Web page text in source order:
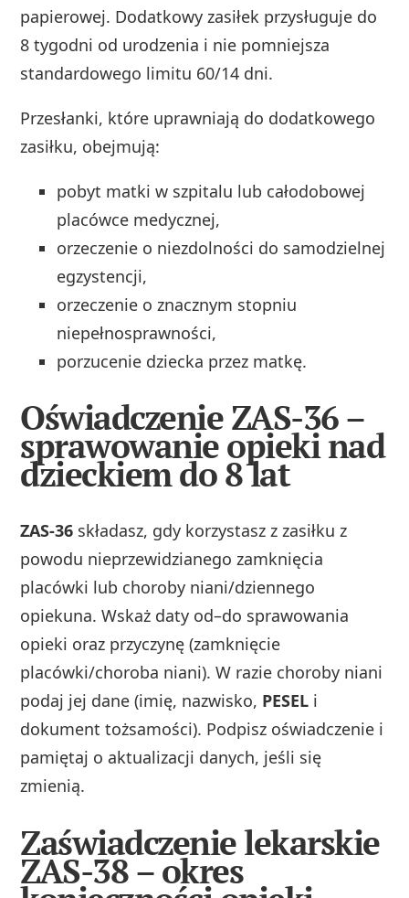
papierowej. Dodatkowy zasiłek przysługuje do
8 tygodni od urodzenia i nie pomniejsza
standardowego limitu 60/14 dni.
Przesłanki, które uprawniają do dodatkowego
zasiłku, obejmują:
pobyt matki w szpitalu lub całodobowej
placówce medycznej,
orzeczenie o niezdolności do samodzielnej
egzystencji,
orzeczenie o znacznym stopniu
niepełnosprawności,
porzucenie dziecka przez matkę.
Oświadczenie ZAS-36 –
sprawowanie opieki nad
dzieckiem do 8 lat
ZAS-36 składasz, gdy korzystasz z zasiłku z
powodu nieprzewidzianego zamknięcia
placówki lub choroby niani/dziennego
opiekuna. Wskaż daty od–do sprawowania
opieki oraz przyczynę (zamknięcie
placówki/choroba niani). W razie choroby niani
podaj jej dane (imię, nazwisko, PESEL i
dokument tożsamości). Podpisz oświadczenie i
pamiętaj o aktualizacji danych, jeśli się
zmienią.
Zaświadczenie lekarskie
ZAS-38 – okres